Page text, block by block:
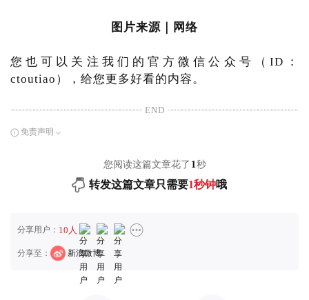
图片来源｜网络
您也可以关注我们的官方微信公众号（ID：
ctoutiao），给您更多好看的内容。
END
免责声明
您阅读这篇文章花了 1秒
转发这篇文章只需要1秒钟哦
分享用户： 10人
分享至： 新浪微博